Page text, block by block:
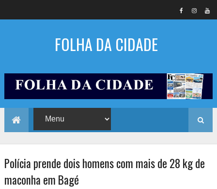
FOLHA DA CIDADE
Polícia prende dois homens com mais de 28 kg de
maconha em Bagé